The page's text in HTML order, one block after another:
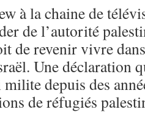
à la chaine de
de l’autorité
de revenir vivre
Une déclaration
depuis des
de réfugiés